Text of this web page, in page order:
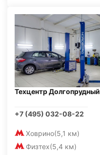
Техцентр Долгопрудный
+7 (495) 032-08-22
Ховрино(5,1 км)
Физтех(5,4 км)